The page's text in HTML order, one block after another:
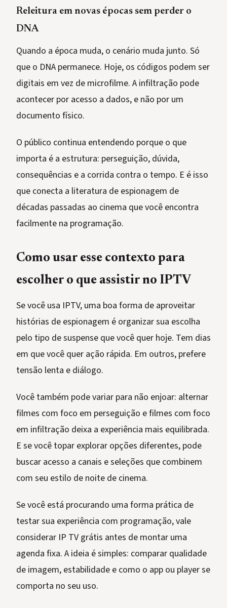
Releitura em novas épocas sem perder o
DNA
Quando a época muda, o cenário muda junto. Só
que o DNA permanece. Hoje, os códigos podem ser
digitais em vez de microfilme. A infiltração pode
acontecer por acesso a dados, e não por um
documento físico.
O público continua entendendo porque o que
importa é a estrutura: perseguição, dúvida,
consequências e a corrida contra o tempo. E é isso
que conecta a literatura de espionagem de
décadas passadas ao cinema que você encontra
facilmente na programação.
Como usar esse contexto para
escolher o que assistir no IPTV
Se você usa IPTV, uma boa forma de aproveitar
histórias de espionagem é organizar sua escolha
pelo tipo de suspense que você quer hoje. Tem dias
em que você quer ação rápida. Em outros, prefere
tensão lenta e diálogo.
Você também pode variar para não enjoar: alternar
filmes com foco em perseguição e filmes com foco
em infiltração deixa a experiência mais equilibrada.
E se você topar explorar opções diferentes, pode
buscar acesso a canais e seleções que combinem
com seu estilo de noite de cinema.
Se você está procurando uma forma prática de
testar sua experiência com programação, vale
considerar IP TV grátis antes de montar uma
agenda fixa. A ideia é simples: comparar qualidade
de imagem, estabilidade e como o app ou player se
comporta no seu uso.